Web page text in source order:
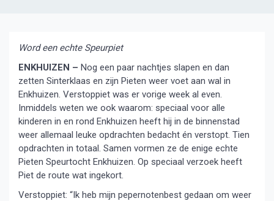
Word een echte Speurpiet
ENKHUIZEN – Nog een paar nachtjes slapen en dan
zetten Sinterklaas en zijn Pieten weer voet aan wal in
Enkhuizen. Verstoppiet was er vorige week al even.
Inmiddels weten we ook waarom: speciaal voor alle
kinderen in en rond Enkhuizen heeft hij in de binnenstad
weer allemaal leuke opdrachten bedacht én verstopt. Tien
opdrachten in totaal. Samen vormen ze de enige echte
Pieten Speurtocht Enkhuizen. Op speciaal verzoek heeft
Piet de route wat ingekort.
Verstoppiet: “Ik heb mijn pepernotenbest gedaan om weer